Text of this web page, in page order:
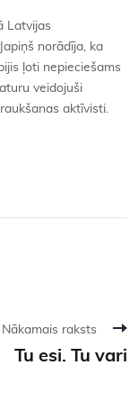
Latvijas
norādīja, ka
ļoti nepieciešams
veidojuši
aktīvisti.
Nākamais raksts
Tu esi. Tu vari